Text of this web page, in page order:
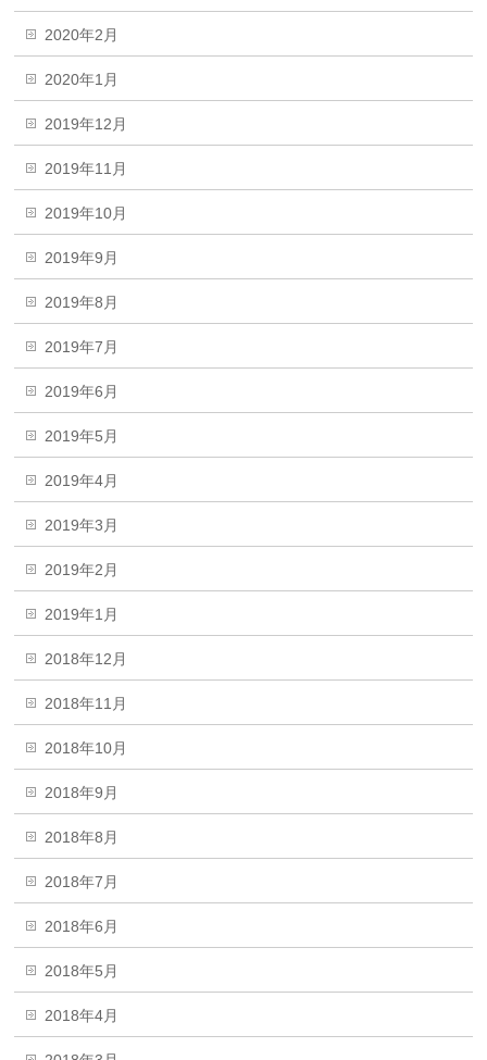
2020年2月
2020年1月
2019年12月
2019年11月
2019年10月
2019年9月
2019年8月
2019年7月
2019年6月
2019年5月
2019年4月
2019年3月
2019年2月
2019年1月
2018年12月
2018年11月
2018年10月
2018年9月
2018年8月
2018年7月
2018年6月
2018年5月
2018年4月